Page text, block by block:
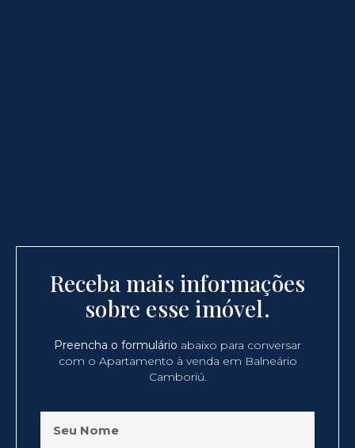
Receba mais informações
sobre esse imóvel.
Preencha o formulário abaixo para conversar
com o Apartamento à venda em Balneário
Camboriú.